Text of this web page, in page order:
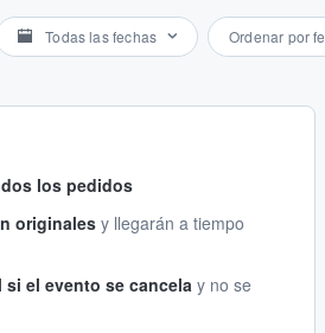
Todas las fechas Ordenar por
los pedidos
originales y llegarán a tiempo
si el evento se cancela y no se